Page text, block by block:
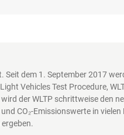
dem 1. September 2017
Vehicles Test Procedure,
der WLTP schrittweise den
CO₂-Emissionswerte in